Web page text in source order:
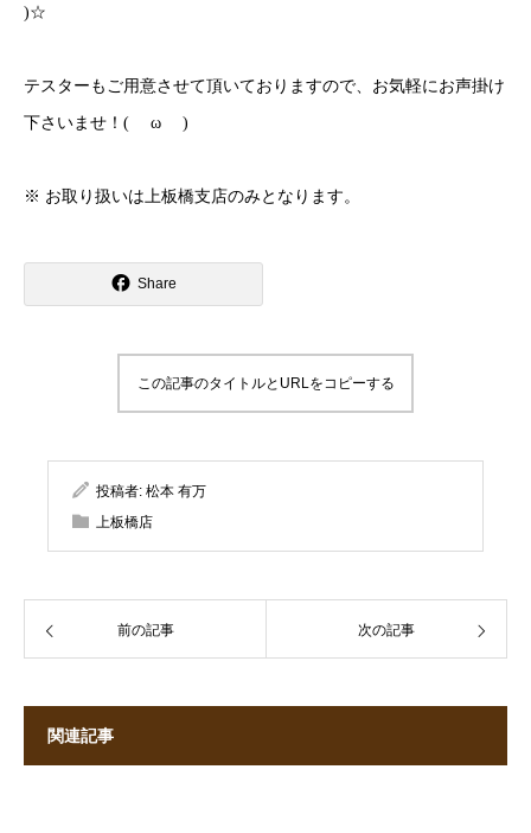
)☆
テスターもご用意させて頂いておりますので、お気軽にお声掛け
下さいませ！ ( ω )
※ お取り扱いは上板橋支店のみとなります。
Share
この記事のタイトルとURLをコピーする
投稿者: 松本 有万
上板橋店
前の記事 次の記事
関連記事